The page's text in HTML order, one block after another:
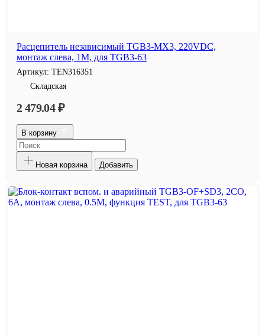
Расцепитель независимый TGB3-MX3, 220VDC,
монтаж слева, 1M, для TGB3-63
Артикул: TEN316351
Складская
2 479.04 ₽
В корзину
Новая корзина Добавить